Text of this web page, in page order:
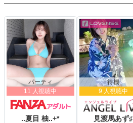
パーティ
11 人視聴中
..夏目 柚..+*
待機
9 人視聴中
見渡馬あず♯